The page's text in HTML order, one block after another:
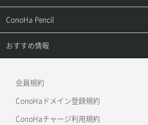
よくある質問
APIドキュメントVPS2.0
APIドキュメントVPS3.0
APIドキュメントVPS2.0
APIドキュメントVPS3.0
ご利用ガイド
サポートトップ
ご利用ガイド
ConoHa Pencil
サポートトップ
おすすめ情報
美雲このは徹底ガイド
会員規約
ConoHaドメイン登録規約
ConoHaチャージ利用規約